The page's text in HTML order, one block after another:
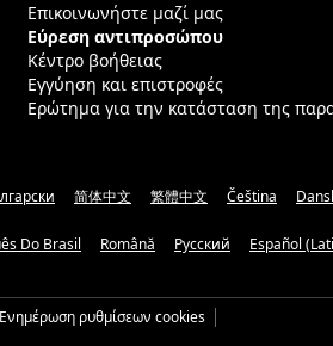
Επικοινωνήστε μαζί μας
Εύρεση αντιπροσώπου
Κέντρο βοήθειας
Εγγύηση και επιστροφές
Ερώτημα για την κατάσταση της
简体中文 繁體中文 Čeština
Do Brasil Română Русский Español
Ενημέρωση ρυθμίσεων cookies